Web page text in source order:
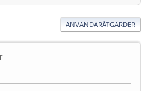
ANVÄNDARÅTGÄRDER